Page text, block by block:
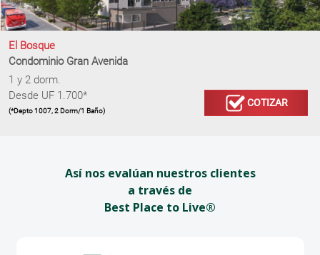
El Bosque
Condominio Gran Avenida
1 y 2 dorm.
Desde UF 1.700*
(*Depto 1007, 2 Dorm/1 Baño)
COTIZAR